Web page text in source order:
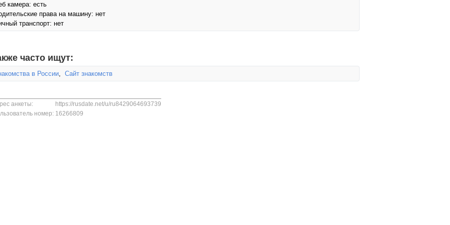
камера: есть
права на машину: нет
транспорт: нет
часто ищут:
в России, Сайт знакомств
анкеты:
https://rusdate.net/u/ru8429064693739
номер: 16266809